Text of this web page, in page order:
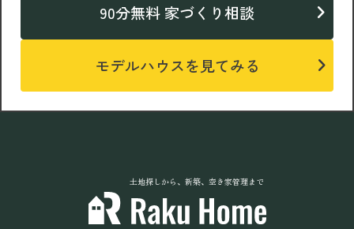
90分無料 家づくり相談
モデルハウスを見てみる
土地探しから、新築、空き家管理まで